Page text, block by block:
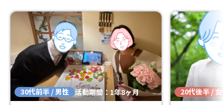
30代前半 / 男性 活動期間：1年8ヶ月
20代後半 / 女